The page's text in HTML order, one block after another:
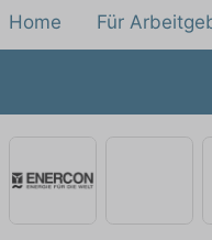
Home Für